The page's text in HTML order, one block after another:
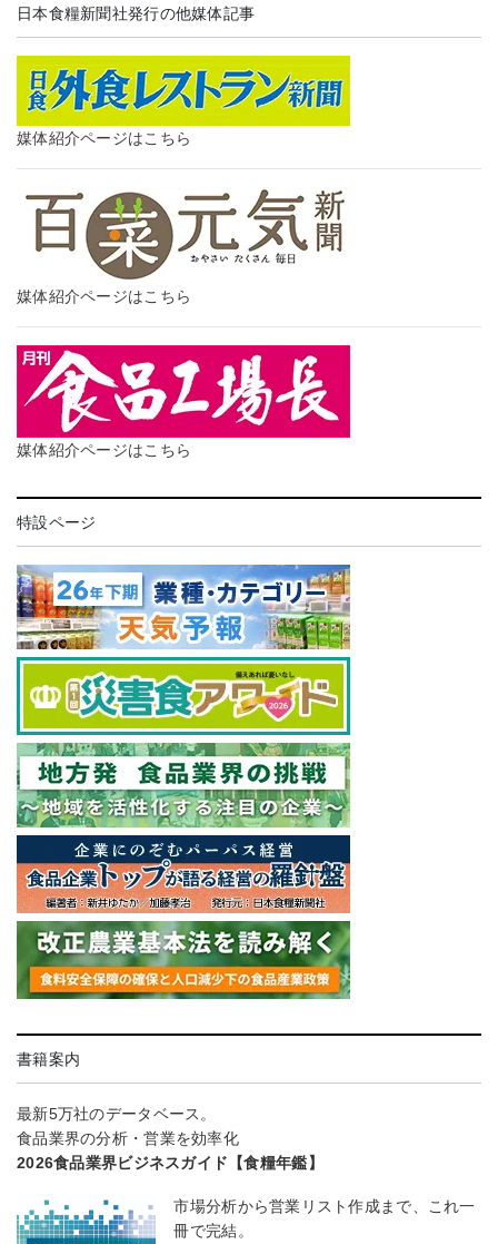
日本食糧新聞社発行の他媒体記事
媒体紹介ページはこちら
媒体紹介ページはこちら
媒体紹介ページはこちら
特設ページ
書籍案内
最新5万社のデータベース。
食品業界の分析・営業を効率化
2026食品業界ビジネスガイド【食糧年鑑】
市場分析から営業リスト作成まで、これ一
冊で完結。